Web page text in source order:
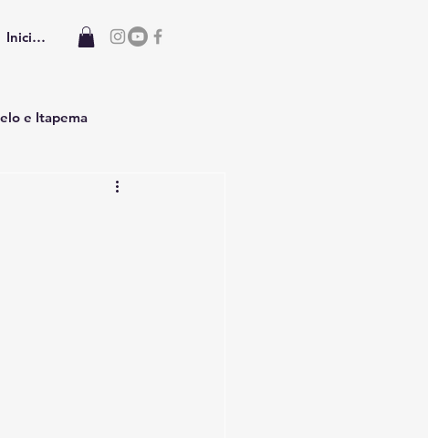
Iniciar sesión
e Itapema